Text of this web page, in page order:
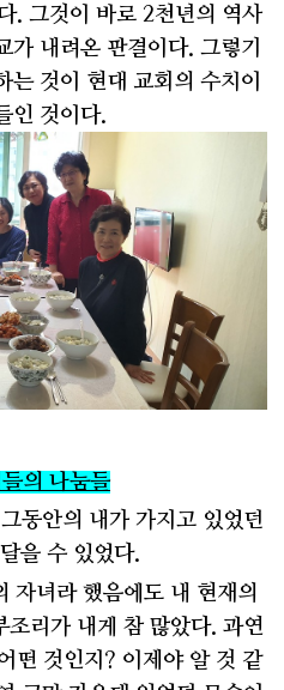
. 그것이 바로 2천년의 역사
가 내려온 판결이다. 그렇기
는 것이 현대 교회의 수치이
인 것이다.
의 나눔들
동안의 내가 가지고 있었던
을 수 있었다.
자녀라 했음에도 내 현재의
조리가 내게 참 많았다. 과연
떤 것인지 ? 이제야 알 것 같